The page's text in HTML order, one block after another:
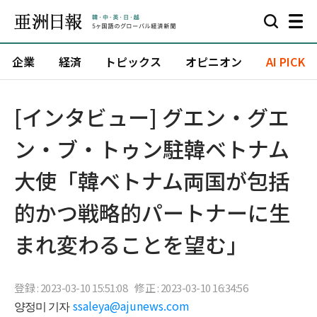
企業 経済 トピックス オピニオン AI PICK
[インタビュー] グエン・グエ
ン・ブ・トゥン駐韓ベトナム
大使「韓ベトナム両国が包括
的かつ戦略的パートナーに生
まれ変わることを望む」
登録 : 2023-03-10 15:51:08 修正 : 2023-03-10 16:34:56
양정미 기자 ssaleya@ajunews.com